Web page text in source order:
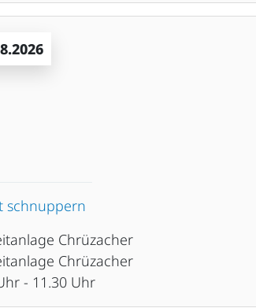
schnuppern
Chrüzacher
Chrüzacher
- 11.30 Uhr